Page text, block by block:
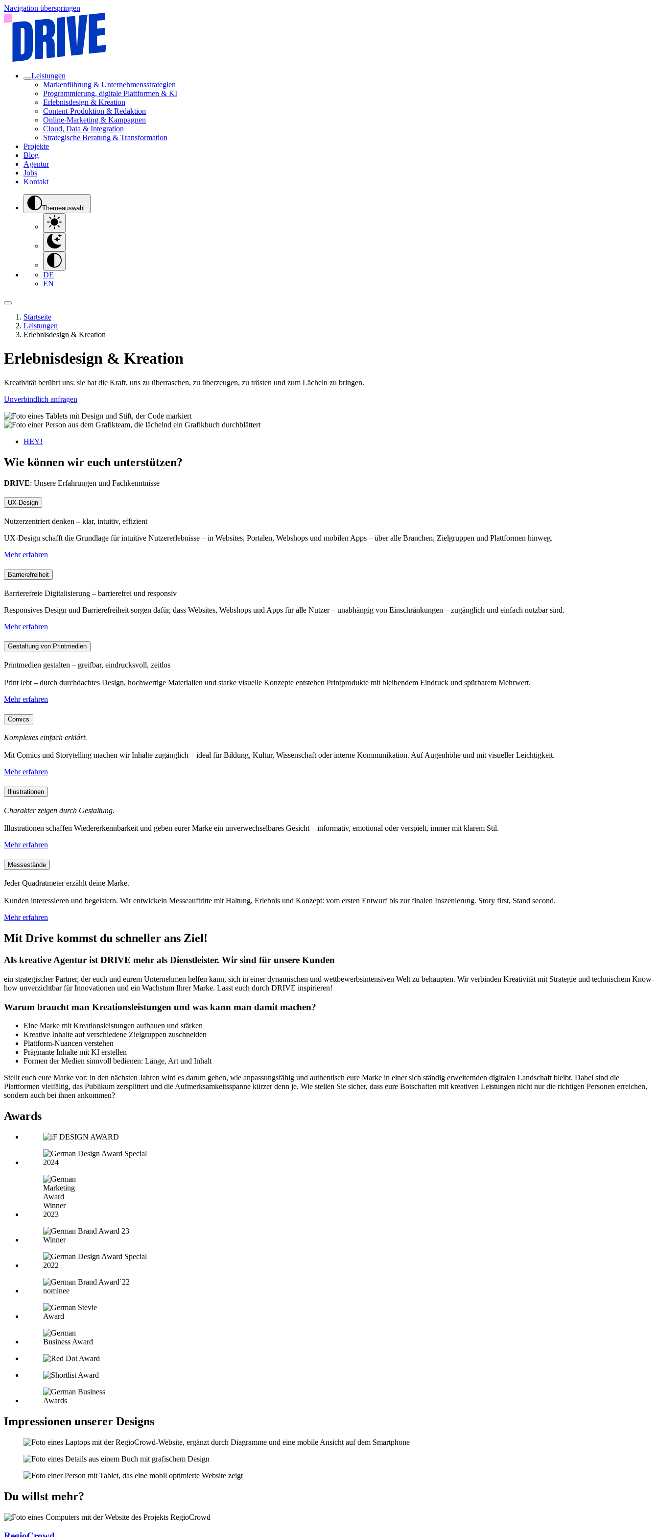
Navigation überspringen
Leistungen
Markenführung & Unternehmensstrategien
Programmierung, digitale Plattformen & KI
Erlebnisdesign & Kreation
Content-Produktion & Redaktion
Online-Marketing & Kampagnen
Cloud, Data & Integration
Strategische Beratung & Transformation
Projekte
Blog
Agentur
Jobs
Kontakt
Themeauswahl:
DE
EN
Startseite
Leistungen
Erlebnisdesign & Kreation
Erlebnisdesign & Kreation
Kreativität berührt uns: sie hat die Kraft, uns zu überraschen, zu überzeugen, zu trösten und zum Lächeln zu bringen.
Unverbindlich anfragen
HEY!
Wie können wir euch unterstützen?
DRIVE: Unsere Erfahrungen und Fachkenntnisse
UX-Design
Nutzerzentriert denken – klar, intuitiv, effizient
UX-Design schafft die Grundlage für intuitive Nutzererlebnisse – in Websites, Portalen, Webshops und mobilen Apps – über alle Branchen, Zielgruppen und Plattformen hinweg.
Mehr erfahren
Barrierefreiheit
Barrierefreie Digitalisierung – barrierefrei und responsiv
Responsives Design und Barrierefreiheit sorgen dafür, dass Websites, Webshops und Apps für alle Nutzer – unabhängig von Einschränkungen – zugänglich und einfach nutzbar sind.
Mehr erfahren
Gestaltung von Printmedien
Printmedien gestalten – greifbar, eindrucksvoll, zeitlos
Print lebt – durch durchdachtes Design, hochwertige Materialien und starke visuelle Konzepte entstehen Printprodukte mit bleibendem Eindruck und spürbarem Mehrwert.
Mehr erfahren
Comics
Komplexes einfach erklärt.
Mit Comics und Storytelling machen wir Inhalte zugänglich – ideal für Bildung, Kultur, Wissenschaft oder interne Kommunikation. Auf Augenhöhe und mit visueller Leichtigkeit.
Mehr erfahren
Illustrationen
Charakter zeigen durch Gestaltung.
Illustrationen schaffen Wiedererkennbarkeit und geben eurer Marke ein unverwechselbares Gesicht – informativ, emotional oder verspielt, immer mit klarem Stil.
Mehr erfahren
Messestände
Jeder Quadratmeter erzählt deine Marke.
Kunden interessieren und begeistern. Wir entwickeln Messeauftritte mit Haltung, Erlebnis und Konzept: vom ersten Entwurf bis zur finalen Inszenierung. Story first, Stand second.
Mehr erfahren
Mit Drive kommst du schneller ans Ziel!
Als kreative Agentur ist DRIVE mehr als Dienstleister. Wir sind für unsere Kunden
ein strategischer Partner, der euch und eurem Unternehmen helfen kann, sich in einer dynamischen und wettbewerbsintensiven Welt zu behaupten. Wir verbinden Kreativität mit Strategie und technischem Know-
how unverzichtbar für Innovationen und ein Wachstum Ihrer Marke. Lasst euch durch DRIVE inspirieren!
Warum braucht man Kreationsleistungen und was kann man damit machen?
Eine Marke mit Kreationsleistungen aufbauen und stärken
Kreative Inhalte auf verschiedene Zielgruppen zuschneiden
Plattform-Nuancen verstehen
Prägnante Inhalte mit KI erstellen
Formen der Medien sinnvoll bedienen: Länge, Art und Inhalt
Stellt euch eure Marke vor: in den nächsten Jahren wird es darum gehen, wie anpassungsfähig und authentisch eure Marke in einer sich ständig erweiternden digitalen Landschaft bleibt. Dabei sind die
Plattformen vielfältig, das Publikum zersplittert und die Aufmerksamkeitsspanne kürzer denn je. Wie stellen Sie sicher, dass eure Botschaften mit kreativen Leistungen nicht nur die richtigen Personen erreichen,
sondern auch bei ihnen ankommen?
Awards
Impressionen unserer Designs
Du willst mehr?